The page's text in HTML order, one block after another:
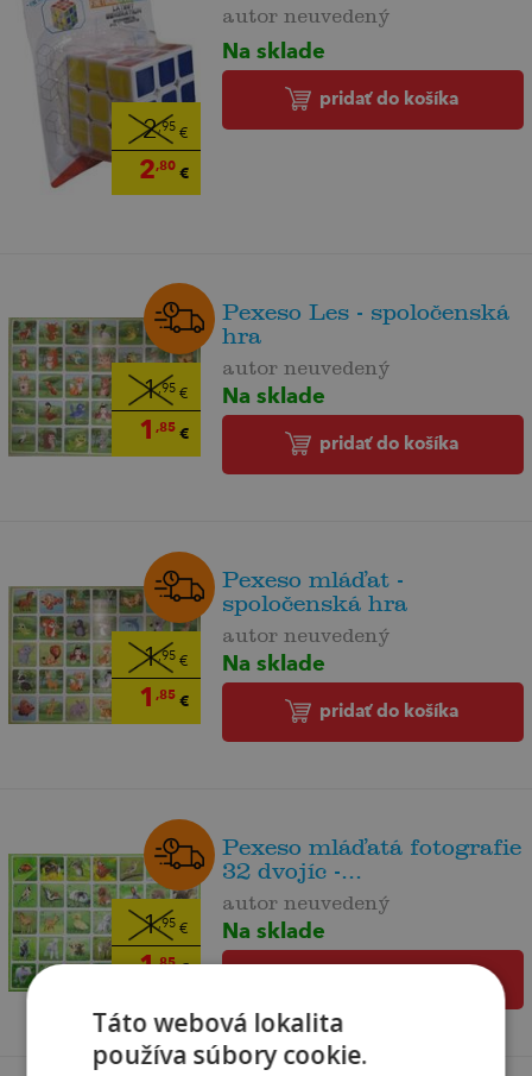
2,95€
2,80€
autor neuvedený
Na sklade
pridať do košíka
1,95€
1 ,85€
Pexeso Les - spoločenská
hra
autor neuvedený
Na sklade
pridať do košíka
1,95€
1 ,85€
Pexeso mláďat -
spoločenská hra
autor neuvedený
Na sklade
pridať do košíka
1,95€
1,85€
Pexeso mláďatá fotografie
32 dvojíc -...
autor neuvedený
Na sklade
Táto webová lokalita
používa súbory cookie.